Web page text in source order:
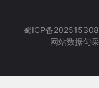
蜀ICP备
网站数据匀